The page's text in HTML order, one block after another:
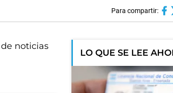
Para compartir:
noticias
LO QUE SE LEE